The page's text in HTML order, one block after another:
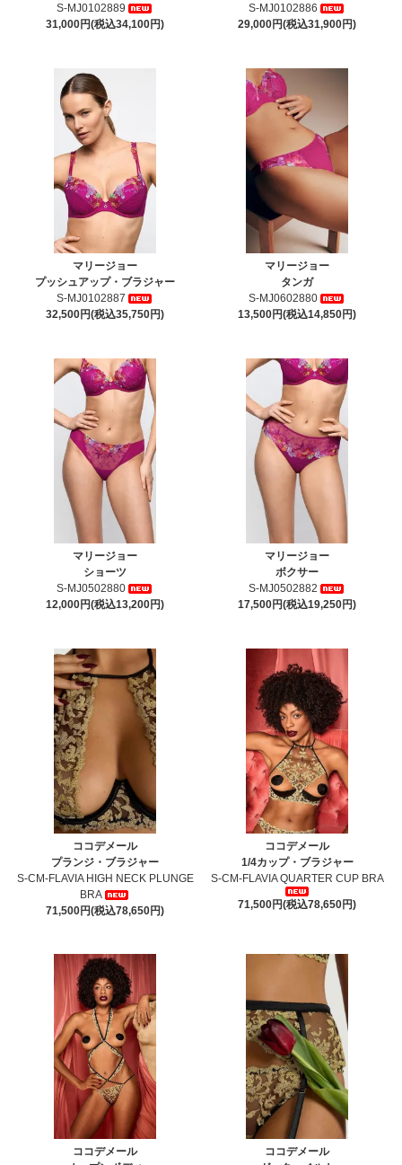
S-MJ0102889
31,000円(税込34,100円)
S-MJ0102886
29,000円(税込31,900円)
マリージョー
プッシュアップ・ブラジャー
S-MJ0102887
32,500円(税込35,750円)
マリージョー
タンガ
S-MJ0602880
13,500円(税込14,850円)
マリージョー
ショーツ
S-MJ0502880
12,000円(税込13,200円)
マリージョー
ボクサー
S-MJ0502882
17,500円(税込19,250円)
ココデメール
プランジ・ブラジャー
S-CM-FLAVIA HIGH NECK PLUNGE
BRA
71,500円(税込78,650円)
ココデメール
1/4カップ・ブラジャー
S-CM-FLAVIA QUARTER CUP BRA
71,500円(税込78,650円)
ココデメール
ココデメール